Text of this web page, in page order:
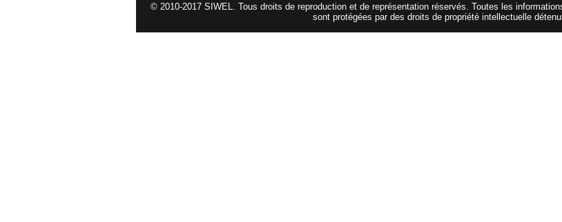
© 2010-2017 SIWEL. Tous droits de reproduction et de représentation réservés. Toutes les
sont protégées par des droits de propriété intellectuelle